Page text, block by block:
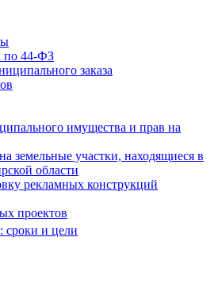
по 44-ФЗ
заказа
имущества и прав на
земельные участки, находящиеся в
области
рекламных конструкций
проектов
сроки и цели